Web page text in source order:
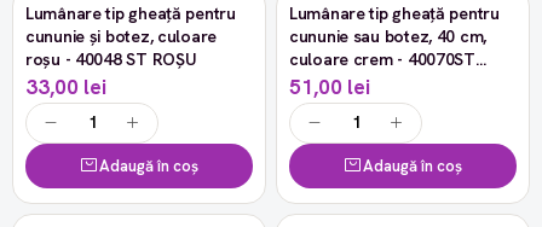
Lumânare tip gheață pentru
cununie și botez, culoare
roșu - 40048 ST ROȘU
33,00 lei
Adaugă în coș
Lumânare tip gheață pentru
cununie sau botez, 40 cm,
culoare crem - 40070ST
CREM
51,00 lei
Adaugă în coș